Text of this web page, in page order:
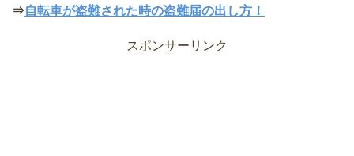
⇒自転車が盗難された時の盗難届の出し方！
スポンサーリンク